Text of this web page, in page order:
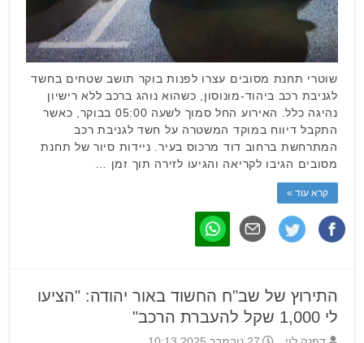
שוטרי תחנת מסובים עצרו לפנות בוקר תושב שטחים בחשד
לגניבת רכב ביהוד-מונוסון, כשהוא נוהג ברכב ללא רישיון
נהיגה כלל. האירוע החל סמוך לשעה 05:00 בבוקר, כאשר
התקבל דיווח במוקד המשטרה על חשד לגניבת רכב
המתרחשת ברחוב דוד מרכוס בעיר. ניידות סיור של תחנת
מסובים הגיבו לקריאה והגיעו לזירה תוך זמן …
קרא עוד »
התירוץ של שב"ח החשוד באור יהודה: "הציעו
לי 1,000 שקל להעברת הרכב"